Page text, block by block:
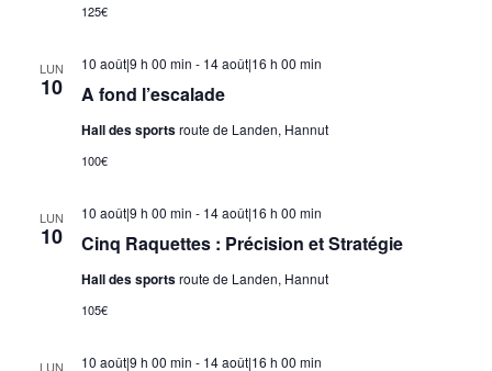
125€
LUN
10 A fond l’escalade
10 août|9 h 00 min - 14 août|16 h 00 min
Hall des sportsroute de Landen, Hannut
100€
LUN
10 Cinq Raquettes : Précision et Stratégie
10 août|9 h 00 min - 14 août|16 h 00 min
Hall des sportsroute de Landen, Hannut
105€
LUN 10 août|9 h 00 min - 14 août|16 h 00 min